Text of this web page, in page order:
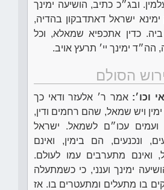
ובג״כ כתיב, הושיעה ימינך
ימינא ישראל דאתדבקון בהדיה,
ביה. כדין אתכפיא שמאלא, וכל
הה״ד ימינך יי׳ תרעץ אויב.
הסולם
וכו׳: אמר ר׳ אלעזר ודאי כך
ויש שמאל, שהם רחמים ודין,
ועמים עכו״ם לשמאל. ישראל
ונכנעים, הם בימין, ואינם
ואינם מתערבים עמו לעולם.
ימינך וענני, כי כשמתעלה
בו מתעלים ומתעטרים בו. אז